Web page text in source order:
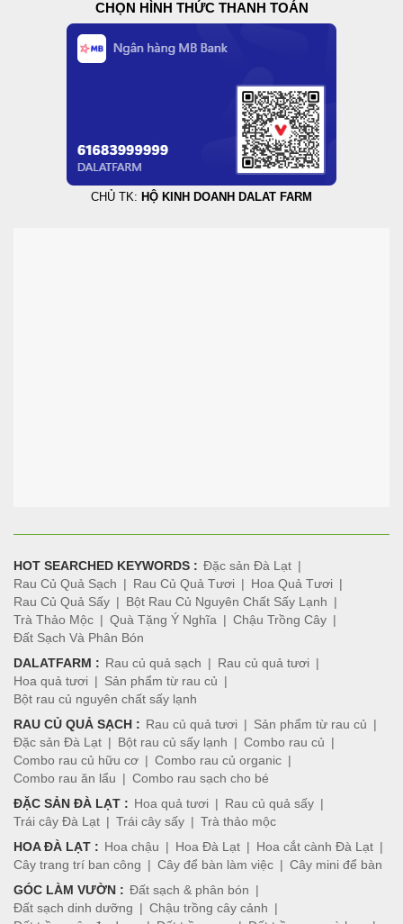
CHỌN HÌNH THỨC THANH TOÁN
CHỦ TK: HỘ KINH DOANH DALAT FARM
HOT SEARCHED KEYWORDS : Đặc sản Đà Lạt
Rau Củ Quả Sạch
Rau Củ Quả Tươi
Hoa Quả Tươi
Rau Củ Quả Sấy
Bột Rau Củ Nguyên Chất Sấy Lạnh
Trà Thảo Mộc
Quà Tặng Ý Nghĩa
Chậu Trồng Cây
Đất Sạch Và Phân Bón
DALATFARM : Rau củ quả sạch
Rau củ quả tươi
Hoa quả tươi
Sản phẩm từ rau củ
Bột rau củ nguyên chất sấy lạnh
RAU CỦ QUẢ SẠCH : Rau củ quả tươi
Sản phẩm từ rau củ
Đặc sản Đà Lạt
Bột rau củ sấy lạnh
Combo rau củ
Combo rau củ hữu cơ
Combo rau củ organic
Combo rau ăn lẩu
Combo rau sạch cho bé
ĐẶC SẢN ĐÀ LẠT : Hoa quả tươi
Rau củ quả sấy
Trái cây Đà Lạt
Trái cây sấy
Trà thảo mộc
HOA ĐÀ LẠT : Hoa chậu Hoa Đà Lạt
Hoa cắt cành Đà Lạt
Cây trang trí ban công
Cây để bàn làm việc
Cây mini để bàn
GÓC LÀM VƯỜN : Đất sạch & phân bón
Đất sạch dinh dưỡng
Chậu trồng cây cảnh